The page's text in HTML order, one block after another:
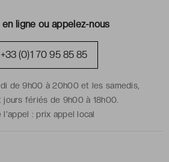
en ligne ou appelez-nous
+33 (0)1 70 95 85 85
de 9h00 à 20h00 et les samedis,
jours fériés de 9h00 à 18h00.
l'appel :prix appel local